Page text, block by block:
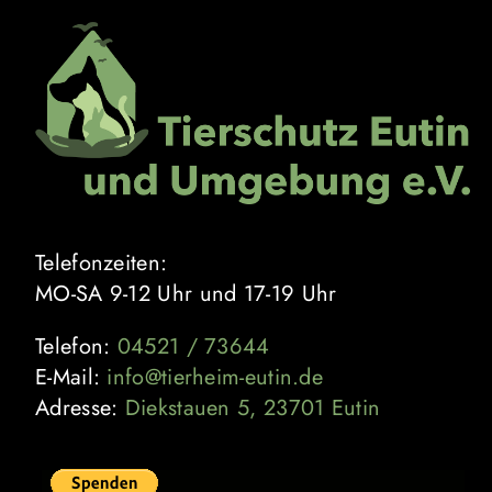
springen
Telefonzeiten:
MO-SA 9-12 Uhr und 17-19 Uhr
Telefon: 04521 / 73644
E-Mail: info@tierheim-eutin.de
Adresse: Diekstauen 5, 23701 Eutin